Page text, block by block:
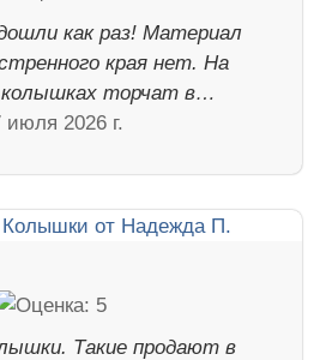
как раз! Материал
края нет. На
торчат в…
июля 2026 г.
Такие продают в